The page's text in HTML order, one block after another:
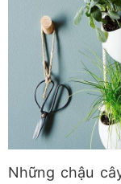
Những chậu